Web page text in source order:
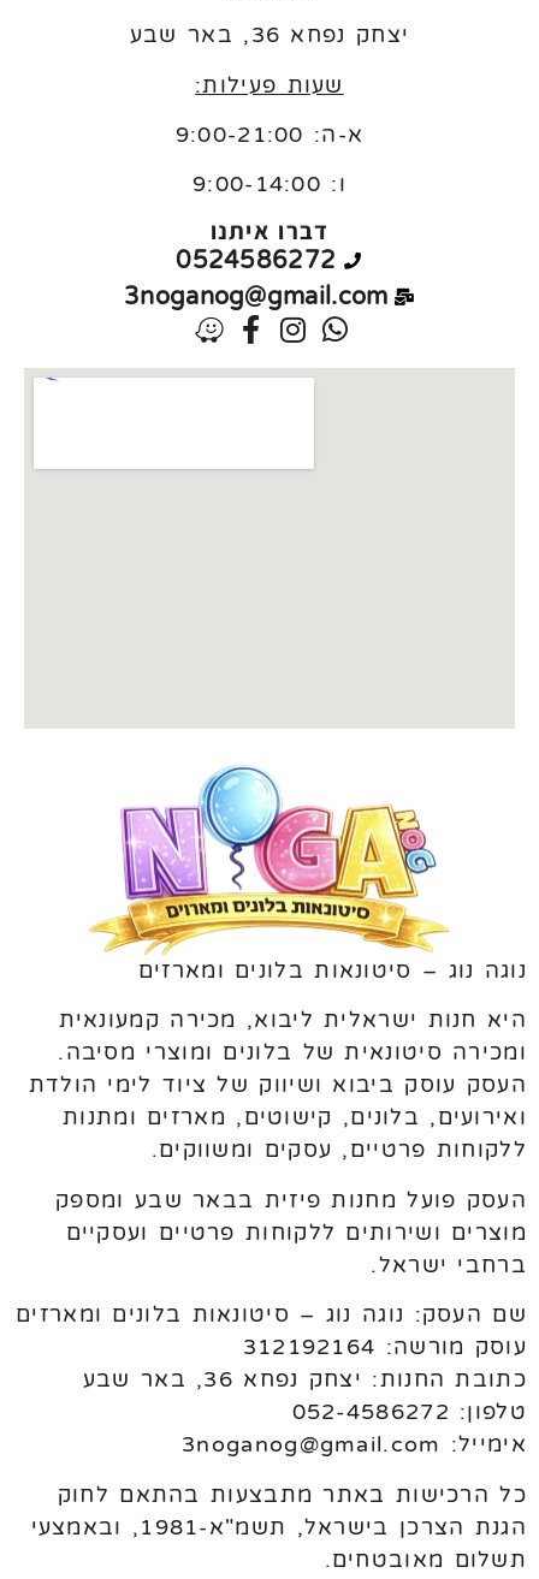
יצחק נפחא 36, באר שבע
שעות פעילות:
א-ה: 9:00-21:00
ו: 9:00-14:00
דברו איתנו
0524586272
3noganog@gmail.com
נוגה נוג – סיטונאות בלונים ומארזים
היא חנות ישראלית ליבוא, מכירה קמעונאית
ומכירה סיטונאית של בלונים ומוצרי מסיבה.
העסק עוסק ביבוא ושיווק של ציוד לימי הולדת
ואירועים, בלונים, קישוטים, מארזים ומתנות
ללקוחות פרטיים, עסקים ומשווקים.
העסק פועל מחנות פיזית בבאר שבע ומספק
מוצרים ושירותים ללקוחות פרטיים ועסקיים
ברחבי ישראל.
שם העסק: נוגה נוג – סיטונאות בלונים ומארזים
עוסק מורשה: 312192164
כתובת החנות: יצחק נפחא 36, באר שבע
טלפון: 052-4586272
אימייל: 3noganog@gmail.com
כל הרכישות באתר מתבצעות בהתאם לחוק
הגנת הצרכן בישראל, תשמ"א-1981, ובאמצעי
תשלום מאובטחים.